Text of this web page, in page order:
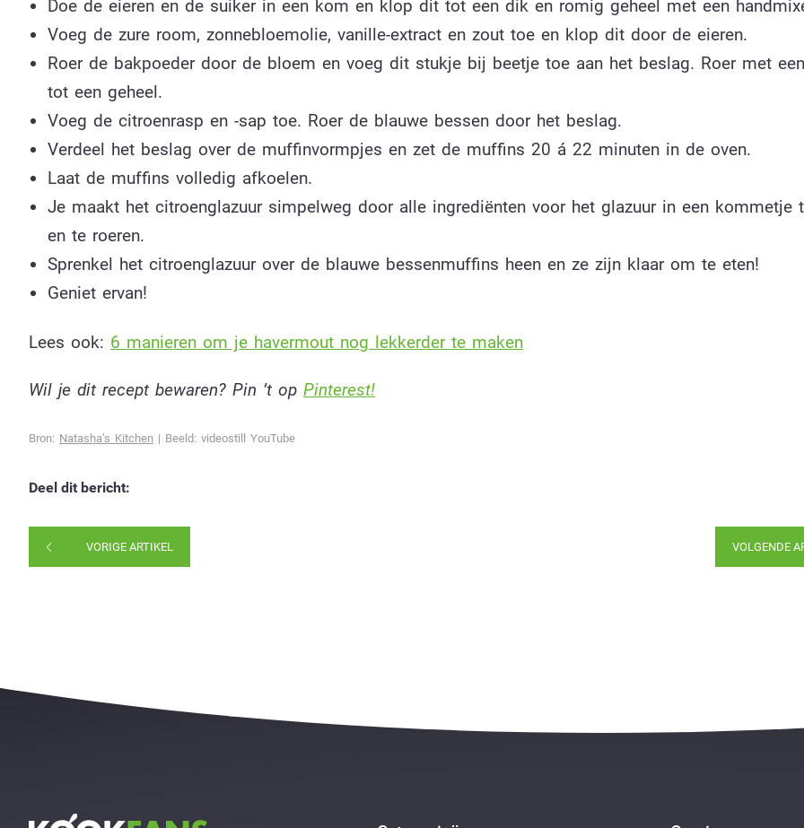
Doe de eieren en de suiker in een kom en klop dit tot een dik en romig geheel met een
Voeg de zure room, zonnebloemolie, vanille-extract en zout toe en klop dit door de eieren.
Roer de bakpoeder door de bloem en voeg dit stukje bij beetje toe aan het beslag. Roer met
tot een geheel.
Voeg de citroenrasp en -sap toe. Roer de blauwe bessen door het beslag.
Verdeel het beslag over de muffinvormpjes en zet de muffins 20 á 22 minuten in de oven.
Laat de muffins volledig afkoelen.
Je maakt het citroenglazuur simpelweg door alle ingrediënten voor het glazuur in een kommetje
en te roeren.
Sprenkel het citroenglazuur over de blauwe bessenmuffins heen en ze zijn klaar om te eten!
Geniet ervan!
Lees ook: 6 manieren om je havermout nog lekkerder te maken
Wil je dit recept bewaren? Pin ’t op Pinterest!
Bron: Natasha’s Kitchen | Beeld: videostill YouTube
Deel dit bericht:
VORIGE ARTIKEL VOLGENDE